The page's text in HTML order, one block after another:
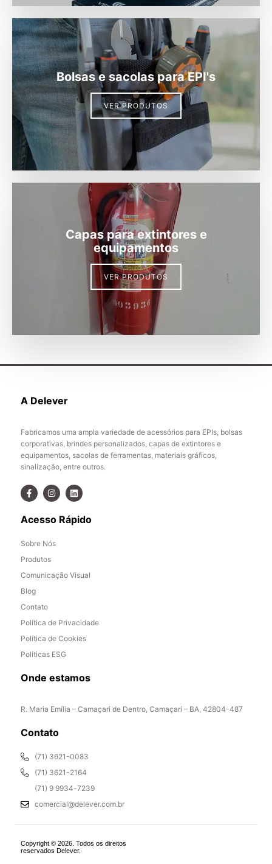
Bolsas e sacolas para EPI's
VER PRODUTOS
Capas para extintores e
equipamentos
VER PRODUTOS
A Delever
Fabricamos uma ampla variedade de acessórios para EPIs, bolsas
corporativas, brindes personalizados, capas de extintores e
equipamentos, sacolas de ferramentas, materiais gráficos,
sinalização, entre outros.
Acesso Rápido
Sobre Nós
Produtos
Comunicação Visual
Blog
Contato
Política de Privacidade
Política de Cookies
Políticas ESG
Onde estamos
R. Maria Emília – Camaçari de Dentro, Camaçari – BA, 42804-487
Contato
(71) 3621-0083
(71) 3621-2164
(71) 9 9934-7239
comercial@delever.com.br
Copyright © 2026. Todos os direitos
reservados Delever.